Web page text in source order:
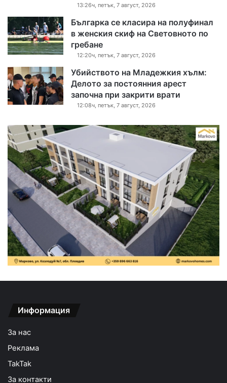
13:26ч, петък, 7 август, 2026
Българка се класира на полуфинал
в женския скиф на Световното по
гребане
12:20ч, петък, 7 август, 2026
Убийството на Младежкия хълм:
Делото за постоянния арест
започна при закрити врати
12:08ч, петък, 7 август, 2026
Информация
За нас
Реклама
TakTak
За контакти